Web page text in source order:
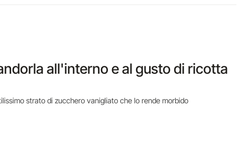
all'interno e al gusto di ricotta
strato di zucchero vanigliato che lo rende morbido